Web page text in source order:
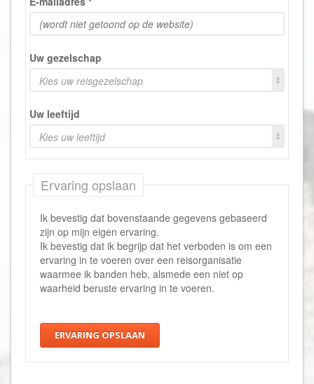
Uw gezelschap
Kies uw reisgezelschap
Uw leeftijd
Kies uw leeftijd
Ervaring opslaan
Ik bevestig dat bovenstaande gegevens gebaseerd
zijn op mijn eigen ervaring.
Ik bevestig dat ik begrijp dat het verboden is om een
ervaring in te voeren over een reisorganisatie
waarmee ik banden heb, alsmede een niet op
waarheid beruste ervaring in te voeren.
ERVARING OPSLAAN